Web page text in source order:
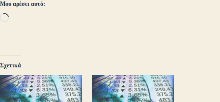
Μου αρέσει αυτό:
Loading…
Σχετικά